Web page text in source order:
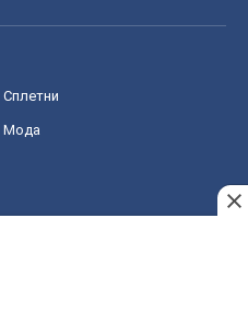
Сплетни
Мода